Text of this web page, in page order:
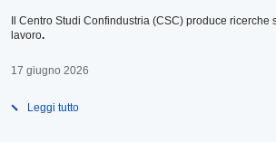
Il Centro Studi Confindustria (CSC) produce ricerche
lavoro.
17 giugno 2026
Leggi tutto